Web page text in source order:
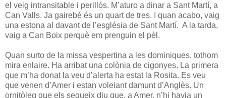
el veig intransitable i perillós. M’aturo a dinar a Sant Martí, a
Can Valls. Ja gairebé és un quart de tres. I quan acabo, vaig
una estona al davant de l’església de Sant Martí. A la tarda,
vaig a Can Boix perquè em prenguin el pèl.
Quan surto de la missa vespertina a les dominiques, tothom
mira enlaire. Ha arribat una colònia de cigonyes. La primera
que m’ha donat la veu d’alerta ha estat la Rosita. Es veu
que venen d’Amer i estan voleiant damunt d’Anglès. Un
ornitòleg que els segueix diu que, a Amer, n’hi havia un